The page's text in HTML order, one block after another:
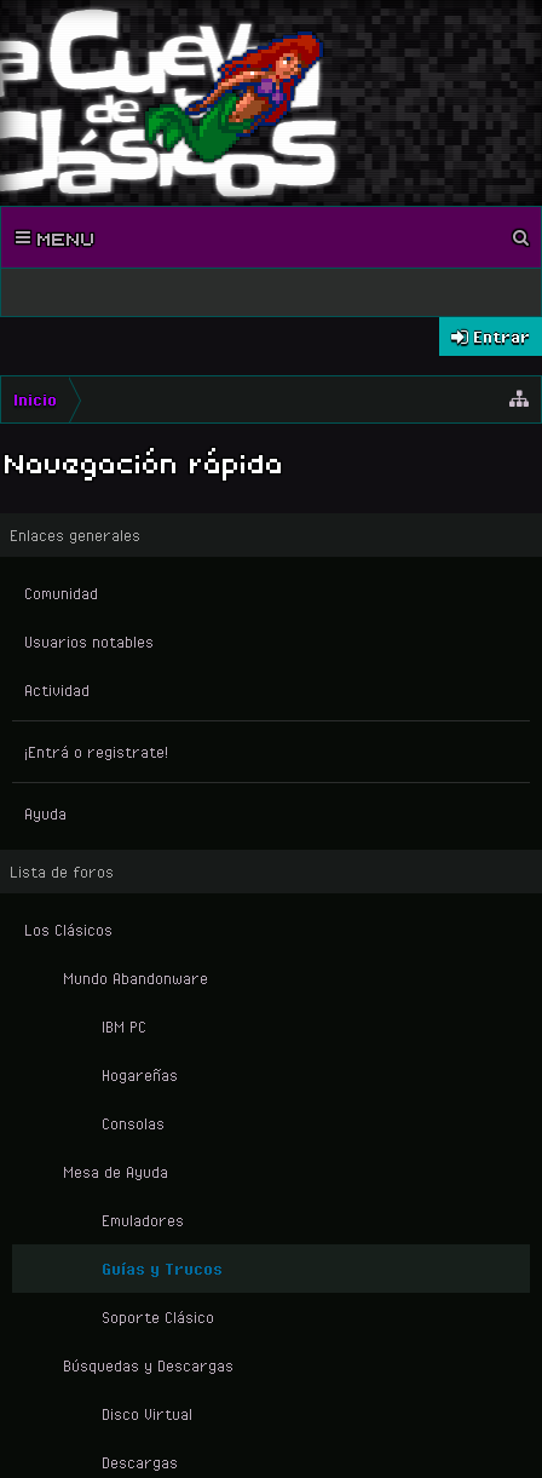
MENU
Entrar
Inicio
Navegación rápida
Enlaces generales
Comunidad
Usuarios notables
Actividad
¡Entrá o registrate!
Ayuda
Lista de foros
Los Clásicos
Mundo Abandonware
IBM PC
Hogareñas
Consolas
Mesa de Ayuda
Emuladores
Guías y Trucos
Soporte Clásico
Búsquedas y Descargas
Disco Virtual
Descargas